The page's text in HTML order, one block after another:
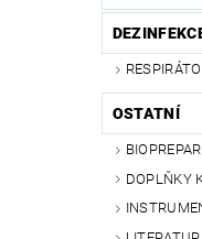
OSTATNÍ
DOPLŇKY